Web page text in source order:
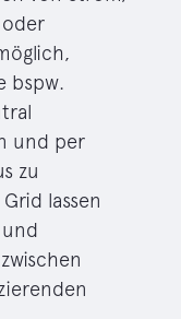
oder
bspw.
und per
zu
lassen